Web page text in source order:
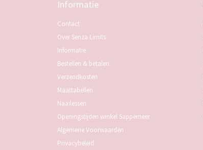
Informatie
Contact
Over Senza Limits
Informatie
Bestellen & betalen
Verzendkosten
Maattabellen
Naailessen
Openingstijden winkel Sappemeer
Algemene Voorwaarden
Privacybeleid